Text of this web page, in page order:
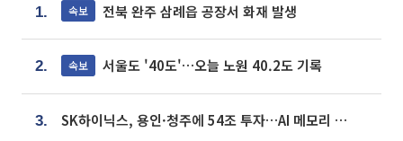
1. 속보 전북 완주 삼례읍 공장서 화재 발생
2. 속보 서울도 '40도'…오늘 노원 40.2도 기록
3. SK하이닉스, 용인·청주에 54조 투자…AI 메모리 생산기지 키운다